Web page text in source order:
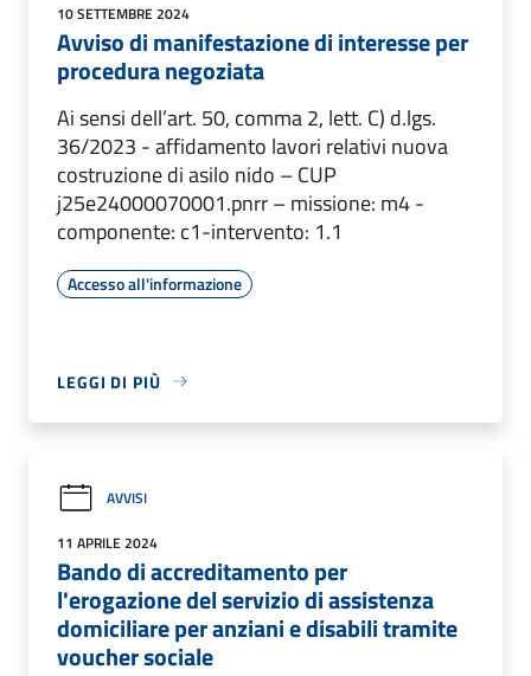
10 SETTEMBRE 2024
Avviso di manifestazione di interesse per
procedura negoziata
Ai sensi dell’art. 50, comma 2, lett. C) d.lgs.
36/2023 - affidamento lavori relativi nuova
costruzione di asilo nido – CUP
j25e24000070001.pnrr – missione: m4 -
componente: c1-intervento: 1.1
Accesso all'informazione
LEGGI DI PIÙ
AVVISI
11 APRILE 2024
Bando di accreditamento per
l'erogazione del servizio di assistenza
domiciliare per anziani e disabili tramite
voucher sociale